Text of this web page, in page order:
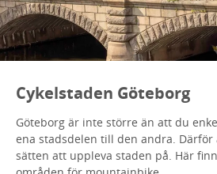
Cykelstaden Göteborg
Göteborg är inte större än att du
ena stadsdelen till den andra. Därför
sätten att uppleva staden på. Här